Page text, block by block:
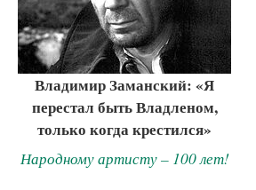
Владимир Заманский: «Я
перестал быть Владленом,
только когда крестился»
Народному артисту – 100 лет!